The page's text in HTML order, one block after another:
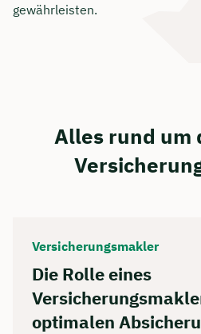
gewährleisten.
Alles rund um
Versicherungsmakler
Die Rolle eines
optimalen